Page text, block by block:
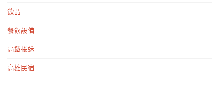
飲品
餐飲設備
高鐵接送
高雄民宿